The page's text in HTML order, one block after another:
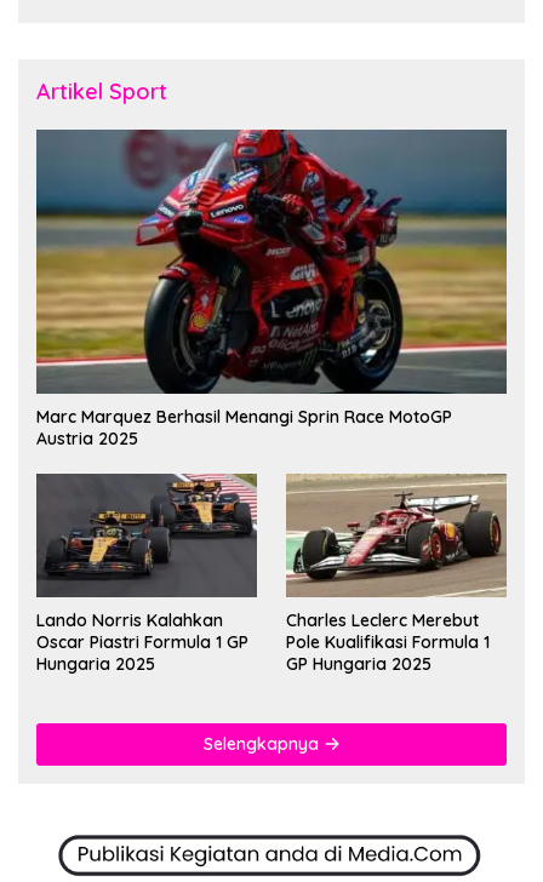
Artikel Sport
Marc Marquez Berhasil Menangi Sprin Race MotoGP
Austria 2025
Lando Norris Kalahkan
Oscar Piastri Formula 1 GP
Hungaria 2025
Charles Leclerc Merebut
Pole Kualifikasi Formula 1
GP Hungaria 2025
Selengkapnya